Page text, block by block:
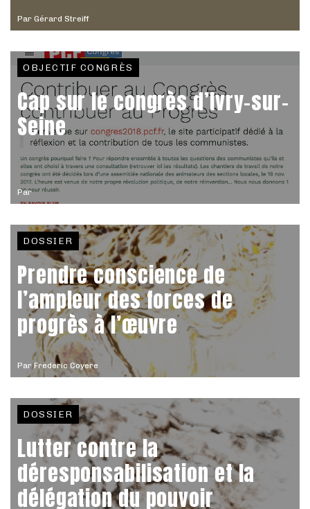
Par Gérard Streiff
Par
OBJECTIF CONGRÈS
Cap sur le congrès d’Ivry-sur-
Seine
ParFrederic Coyere
DOSSIER
Prendre conscience de
l’ampleur des forces de
progrès à l’œuvre
DOSSIER
Lutter contre la
déresponsabilisation et la
délégation du pouvoir